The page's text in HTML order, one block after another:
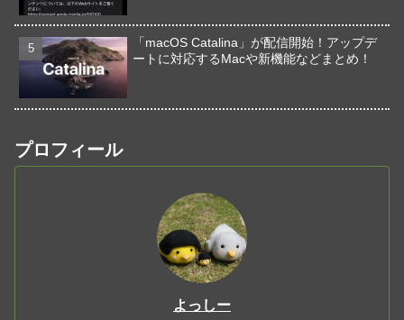
「macOS Catalina」が配信開始！アップデ
ートに対応するMacや新機能などまとめ！
プロフィール
よっしー